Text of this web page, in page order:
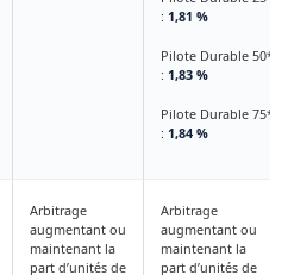
: 1,81 %
Pilote Durable 50*
: 1,83 %
Pilote Durable 75*
: 1,84 %
Arbitrage
augmentant ou
maintenant la
part d’unités de
Arbitrage
augmentant ou
maintenant la
part d’unités de